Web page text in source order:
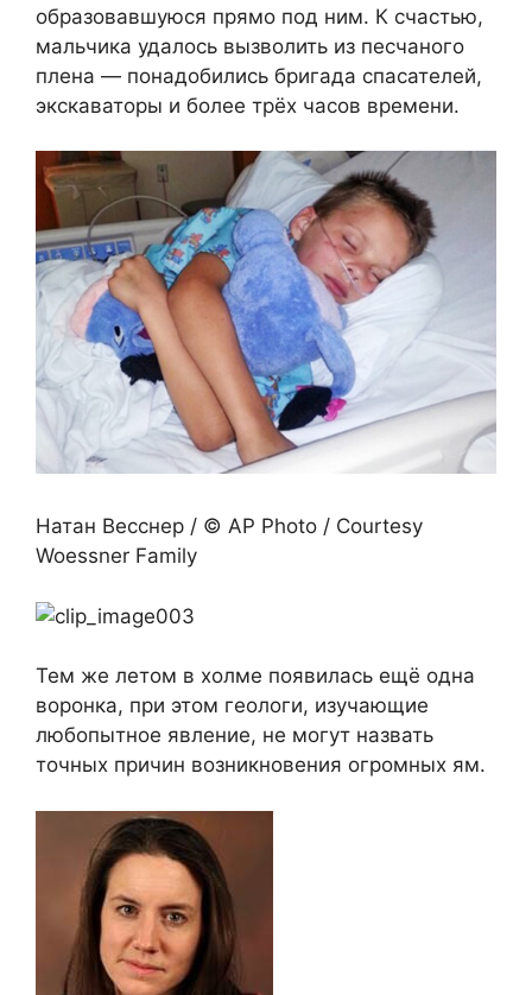
образовавшуюся прямо под ним. К счастью,
мальчика удалось вызволить из песчаного
плена — понадобились бригада спасателей,
экскаваторы и более трёх часов времени.
Натан Весснер / © AP Photo / Courtesy
Woessner Family
Тем же летом в холме появилась ещё одна
воронка, при этом геологи, изучающие
любопытное явление, не могут назвать
точных причин возникновения огромных ям.